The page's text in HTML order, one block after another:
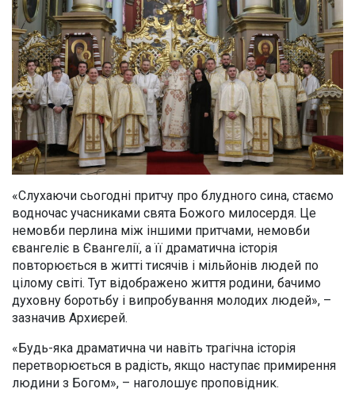
«Слухаючи сьогодні притчу про блудного сина, стаємо
водночас учасниками свята Божого милосердя. Це
немовби перлина між іншими притчами, немовби
євангеліє в Євангелії, а її драматична історія
повторюється в житті тисячів і мільйонів людей по
цілому світі. Тут відображено життя родини, бачимо
духовну боротьбу і випробування молодих людей», –
зазначив Архиєрей.
«Будь-яка драматична чи навіть трагічна історія
перетворюється в радість, якщо наступає примирення
людини з Богом», – наголошує проповідник.